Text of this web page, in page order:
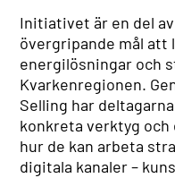
Initiativet är en del
övergripande mål att
energilösningar och
Kvarkenregionen.
Selling har
konkreta verktyg
hur de kan arbeta
digitala kanaler –